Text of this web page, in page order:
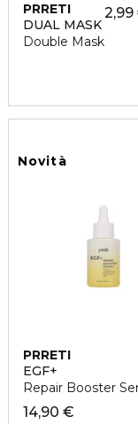
PRRETI
DUAL MASK
Double Mask
2,99
Novità
PRRETI
EGF+
Repair Booster
14,90 €